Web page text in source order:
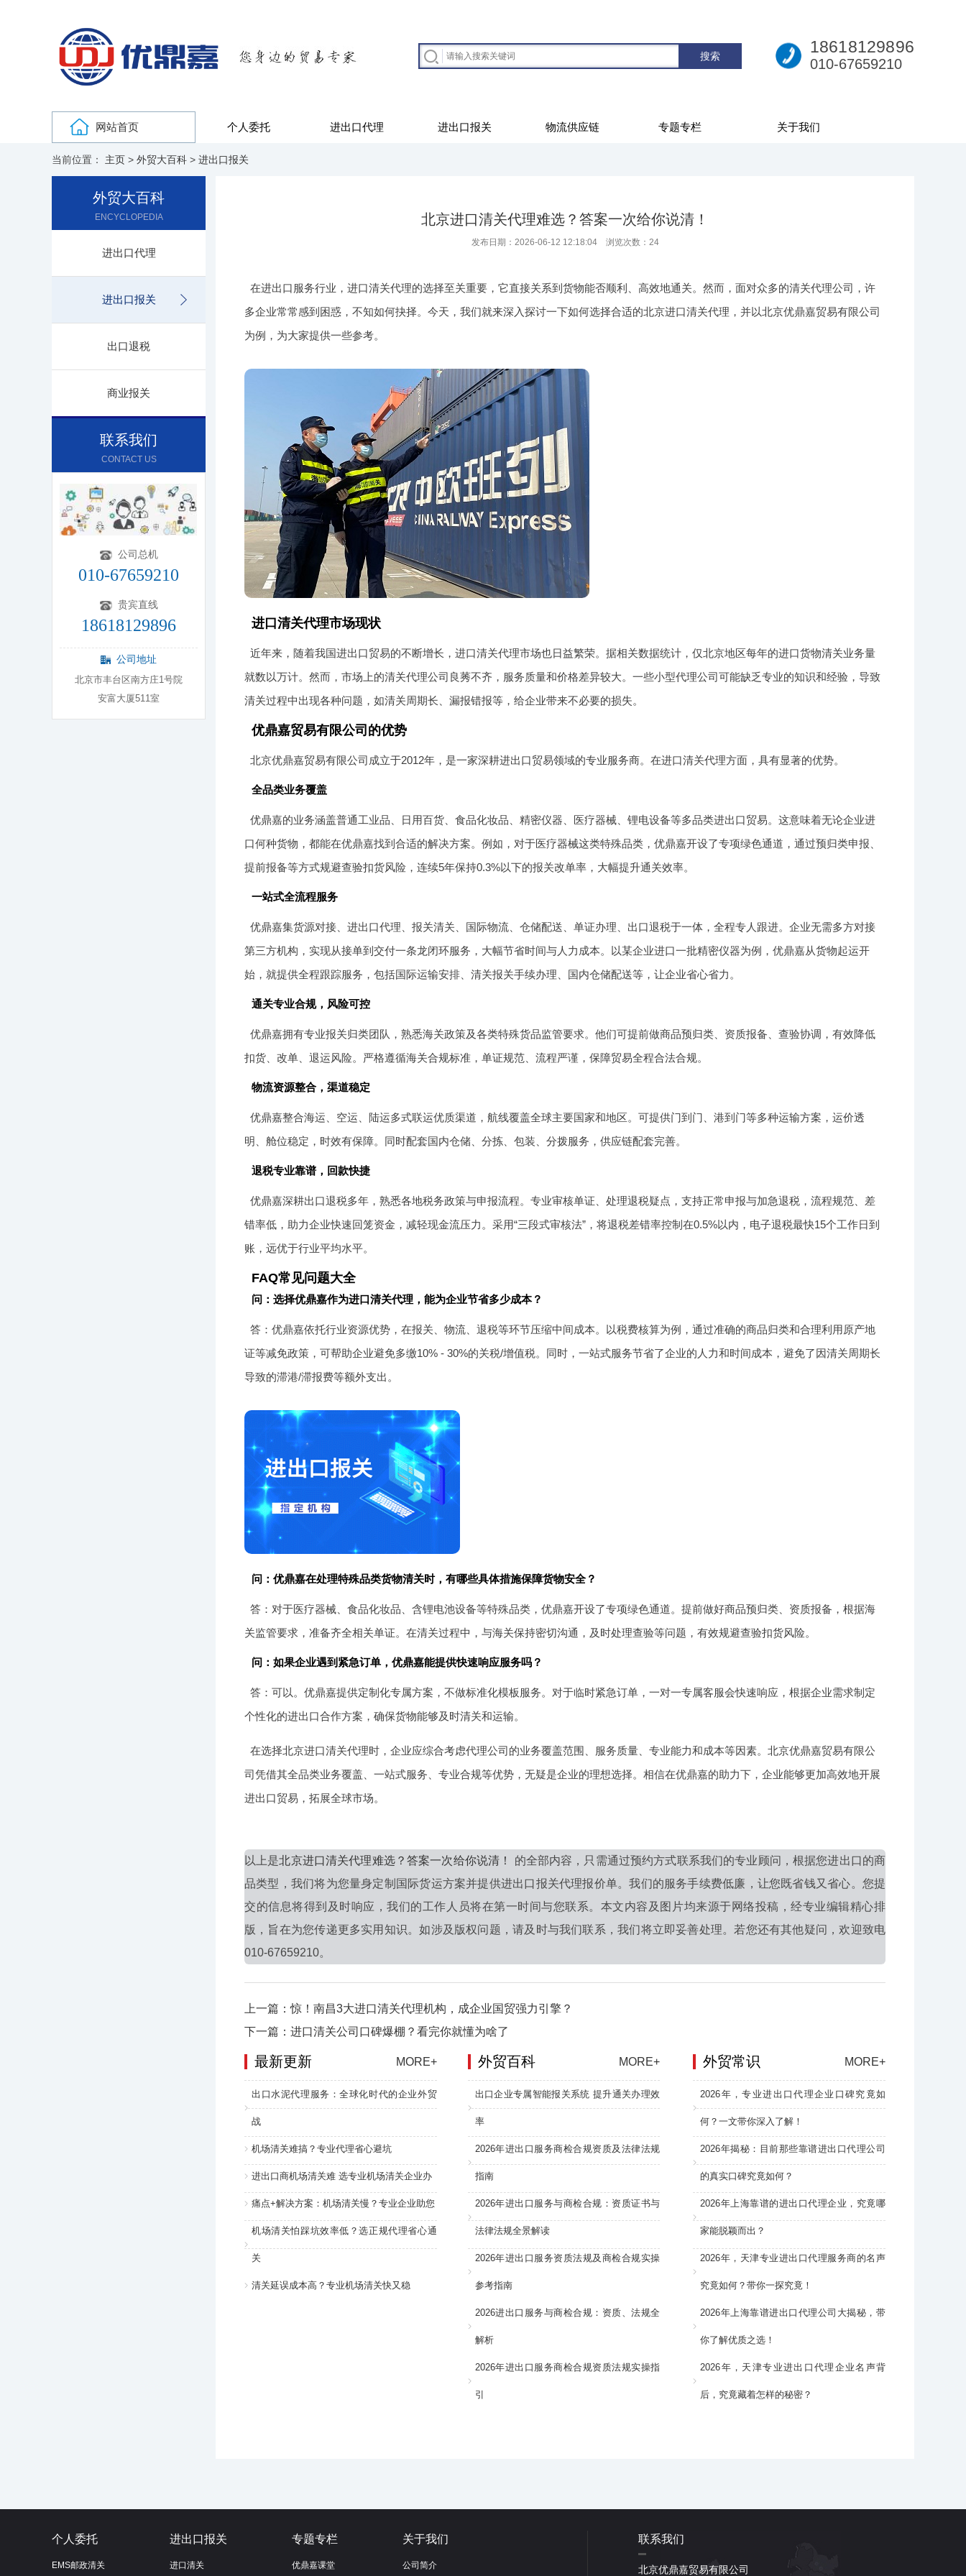
18618129896
010-67659210
网站首页 个人委托 进出口代理 进出口报关 物流供应链 专题专栏 关于我们
当前位置： 主页 > 外贸大百科 > 进出口报关
外贸大百科
ENCYCLOPEDIA
进出口代理
进出口报关
出口退税
商业报关
联系我们
CONTACT US
公司总机
010-67659210
贵宾直线
18618129896
公司地址
北京市丰台区南方庄1号院
安富大厦511室
北京进口清关代理难选？答案一次给你说清！
发布日期：2026-06-12 12:18:04 浏览次数： 24
在进出口服务行业，进口清关代理的选择至关重要，它直接关系到货物能否顺利、高效地通关。然而，面对众多的清关代理公司，许
多企业常常感到困惑，不知如何抉择。今天，我们就来深入探讨一下如何选择合适的北京进口清关代理，并以北京优鼎嘉贸易有限公司
为例，为大家提供一些参考。
进口清关代理市场现状
近年来，随着我国进出口贸易的不断增长，进口清关代理市场也日益繁荣。据相关数据统计，仅北京地区每年的进口货物清关业务量
就数以万计。然而，市场上的清关代理公司良莠不齐，服务质量和价格差异较大。一些小型代理公司可能缺乏专业的知识和经验，导致
清关过程中出现各种问题，如清关周期长、漏报错报等，给企业带来不必要的损失。
优鼎嘉贸易有限公司的优势
北京优鼎嘉贸易有限公司成立于2012年，是一家深耕进出口贸易领域的专业服务商。在进口清关代理方面，具有显著的优势。
全品类业务覆盖
优鼎嘉的业务涵盖普通工业品、日用百货、食品化妆品、精密仪器、医疗器械、锂电设备等多品类进出口贸易。这意味着无论企业进
口何种货物，都能在优鼎嘉找到合适的解决方案。例如，对于医疗器械这类特殊品类，优鼎嘉开设了专项绿色通道，通过预归类申报、
提前报备等方式规避查验扣货风险，连续5年保持0.3%以下的报关改单率，大幅提升通关效率。
一站式全流程服务
优鼎嘉集货源对接、进出口代理、报关清关、国际物流、仓储配送、单证办理、出口退税于一体，全程专人跟进。企业无需多方对接
第三方机构，实现从接单到交付一条龙闭环服务，大幅节省时间与人力成本。以某企业进口一批精密仪器为例，优鼎嘉从货物起运开
始，就提供全程跟踪服务，包括国际运输安排、清关报关手续办理、国内仓储配送等，让企业省心省力。
通关专业合规，风险可控
优鼎嘉拥有专业报关归类团队，熟悉海关政策及各类特殊货品监管要求。他们可提前做商品预归类、资质报备、查验协调，有效降低
扣货、改单、退运风险。严格遵循海关合规标准，单证规范、流程严谨，保障贸易全程合法合规。
物流资源整合，渠道稳定
优鼎嘉整合海运、空运、陆运多式联运优质渠道，航线覆盖全球主要国家和地区。可提供门到门、港到门等多种运输方案，运价透
明、舱位稳定，时效有保障。同时配套国内仓储、分拣、包装、分拨服务，供应链配套完善。
退税专业靠谱，回款快捷
优鼎嘉深耕出口退税多年，熟悉各地税务政策与申报流程。专业审核单证、处理退税疑点，支持正常申报与加急退税，流程规范、差
错率低，助力企业快速回笼资金，减轻现金流压力。采用“三段式审核法”，将退税差错率控制在0.5%以内，电子退税最快15个工作日到
账，远优于行业平均水平。
FAQ常见问题大全
问：选择优鼎嘉作为进口清关代理，能为企业节省多少成本？
答：优鼎嘉依托行业资源优势，在报关、物流、退税等环节压缩中间成本。以税费核算为例，通过准确的商品归类和合理利用原产地
证等减免政策，可帮助企业避免多缴10% - 30%的关税/增值税。同时，一站式服务节省了企业的人力和时间成本，避免了因清关周期长
导致的滞港/滞报费等额外支出。
问：优鼎嘉在处理特殊品类货物清关时，有哪些具体措施保障货物安全？
答：对于医疗器械、食品化妆品、含锂电池设备等特殊品类，优鼎嘉开设了专项绿色通道。提前做好商品预归类、资质报备，根据海
关监管要求，准备齐全相关单证。在清关过程中，与海关保持密切沟通，及时处理查验等问题，有效规避查验扣货风险。
问：如果企业遇到紧急订单，优鼎嘉能提供快速响应服务吗？
答：可以。优鼎嘉提供定制化专属方案，不做标准化模板服务。对于临时紧急订单，一对一专属客服会快速响应，根据企业需求制定
个性化的进出口合作方案，确保货物能够及时清关和运输。
在选择北京进口清关代理时，企业应综合考虑代理公司的业务覆盖范围、服务质量、专业能力和成本等因素。北京优鼎嘉贸易有限公
司凭借其全品类业务覆盖、一站式服务、专业合规等优势，无疑是企业的理想选择。相信在优鼎嘉的助力下，企业能够更加高效地开展
进出口贸易，拓展全球市场。
以上是北京进口清关代理难选？答案一次给你说清！ 的全部内容，只需通过预约方式联系我们的专业顾问，根据您进出口的商
品类型，我们将为您量身定制国际货运方案并提供进出口报关代理报价单。我们的服务手续费低廉，让您既省钱又省心。您提
交的信息将得到及时响应，我们的工作人员将在第一时间与您联系。本文内容及图片均来源于网络投稿，经专业编辑精心排
版，旨在为您传递更多实用知识。如涉及版权问题，请及时与我们联系，我们将立即妥善处理。若您还有其他疑问，欢迎致电
010-67659210。
上一篇：惊！南昌3大进口清关代理机构，成企业国贸强力引擎？
下一篇：进口清关公司口碑爆棚？看完你就懂为啥了
最新更新 MORE+
出口水泥代理服务：全球化时代的企业外贸
战
机场清关难搞？专业代理省心避坑
进出口商机场清关难 选专业机场清关企业办
痛点+解决方案：机场清关慢？专业企业助您
机场清关怕踩坑效率低？选正规代理省心通
关
清关延误成本高？专业机场清关快又稳
外贸常识 MORE+
2026年，专业进出口代理企业口碑究竟如
何？一文带你深入了解！
2026年揭秘：目前那些靠谱进出口代理公司
的真实口碑究竟如何？
2026年上海靠谱的进出口代理企业，究竟哪
家能脱颖而出？
2026年，天津专业进出口代理服务商的名声
究竟如何？带你一探究竟！
2026年上海靠谱进出口代理公司大揭秘，带
你了解优质之选！
2026年，天津专业进出口代理企业名声背
后，究竟藏着怎样的秘密？
外贸百科 MORE+
出口企业专属智能报关系统 提升通关办理效
率
2026年进出口服务商检合规资质及法律法规
指南
2026年进出口服务与商检合规：资质证书与
法律法规全景解读
2026年进出口服务资质法规及商检合规实操
参考指南
2026进出口服务与商检合规：资质、法规全
解析
2026年进出口服务商检合规资质法规实操指
引
个人委托
EMS邮政清关
进出口报关
进口清关
专题专栏
优鼎嘉课堂
关于我们
公司简介
联系我们
北京优鼎嘉贸易有限公司